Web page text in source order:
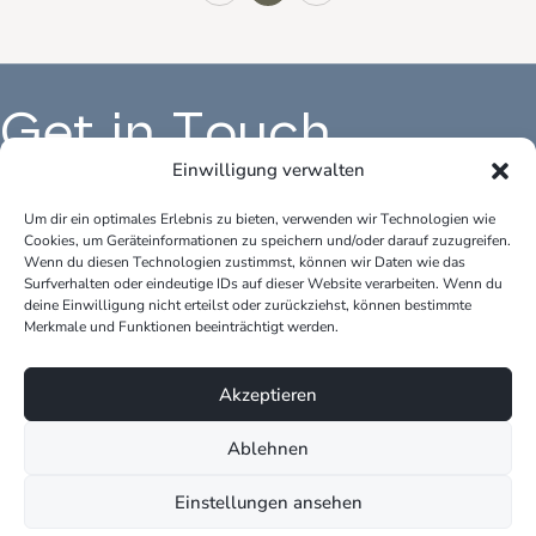
Einwilligung verwalten
Um dir ein optimales Erlebnis zu bieten, verwenden wir Technologien wie
Cookies, um Geräteinformationen zu speichern und/oder darauf zuzugreifen.
Wenn du diesen Technologien zustimmst, können wir Daten wie das
Surfverhalten oder eindeutige IDs auf dieser Website verarbeiten. Wenn du
deine Einwilligung nicht erteilst oder zurückziehst, können bestimmte
Merkmale und Funktionen beeinträchtigt werden.
Akzeptieren
Ablehnen
Einstellungen ansehen
Get in Touch
Büro Deutschland:
peter.krause.net
Katharina-Fischer-Platz 1
85435 Erding
Telefon: +49 170 3148109
E-Mail: info@peter-krause.net
E-